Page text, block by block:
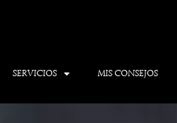
SERVICIOS MIS CONSEJOS